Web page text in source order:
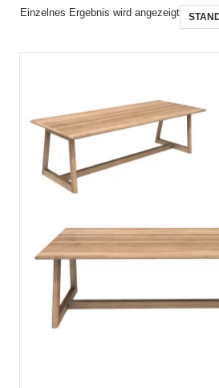
Einzelnes Ergebnis wird angezeigt